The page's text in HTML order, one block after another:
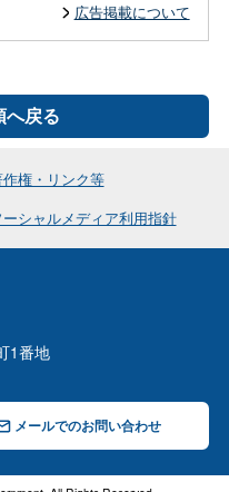
広告掲載について
へ戻る
権・リンク等
ーシャルメディア利用指針
1番地
メールでのお問い合わせ